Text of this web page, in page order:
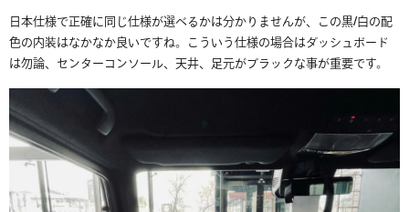
日本仕様で正確に同じ仕様が選べるかは分かりませんが、この黒/白の配
色の内装はなかなか良いですね。こういう仕様の場合はダッシュボード
は勿論、センターコンソール、天井、足元がブラックな事が重要です。